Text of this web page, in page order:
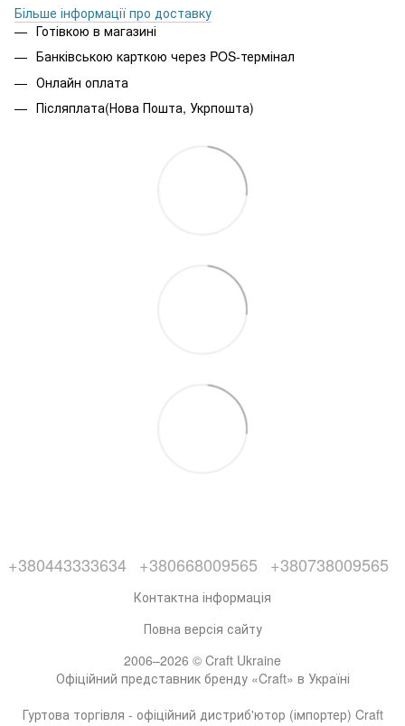
Більше інформації про доставку
Готівкою в магазині
Банківською карткою через POS-термінал
Онлайн оплата
Післяплата(Нова Пошта, Укрпошта)
+380443333634 +380668009565 +380738009565
Контактна інформація
Повна версія сайту
2006–2026 © Craft Ukraine
Офіційний представник бренду «Craft» в Україні
Гуртова торгівля - офіційний дистриб'ютор (імпортер) Craft